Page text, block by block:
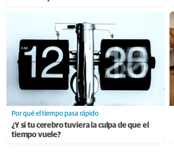
Por qué el tiempo pasa rápido
¿Y si tu cerebro tuviera la culpa de que el
tiempo vuele?